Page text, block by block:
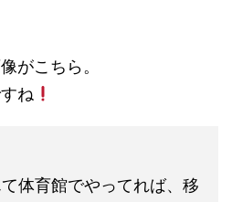
がこちら。
ね
体育館でやってれば、移